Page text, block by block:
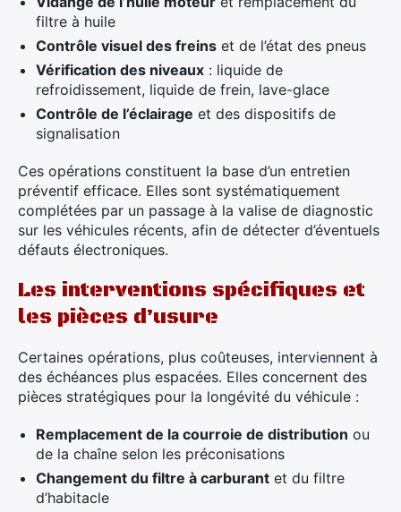
filtre à huile
Contrôle visuel des freins et de l’état des pneus
Vérification des niveaux : liquide de
refroidissement, liquide de frein, lave-glace
Contrôle de l’éclairage et des dispositifs de
signalisation
Ces opérations constituent la base d’un entretien
préventif efficace. Elles sont systématiquement
complétées par un passage à la valise de diagnostic
sur les véhicules récents, afin de détecter d’éventuels
défauts électroniques.
Les interventions spécifiques et
les pièces d’usure
Certaines opérations, plus coûteuses, interviennent à
des échéances plus espacées. Elles concernent des
pièces stratégiques pour la longévité du véhicule :
Remplacement de la courroie de distribution ou
de la chaîne selon les préconisations
Changement du filtre à carburant et du filtre
d’habitacle
Rechercher
: